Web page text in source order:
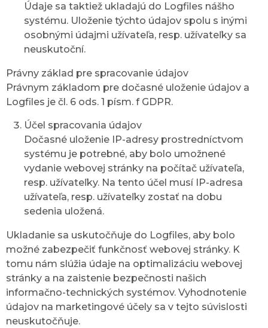
Údaje sa taktiež ukladajú do Logfiles nášho
systému. Uloženie týchto údajov spolu s inými
osobnými údajmi užívateľa, resp. užívateľky sa
neuskutoční.
Právny základ pre spracovanie údajov
Právnym základom pre dočasné uloženie údajov a
Logfiles je čl. 6 ods. 1 písm. f GDPR.
Účel spracovania údajov
Dočasné uloženie IP-adresy prostredníctvom
systému je potrebné, aby bolo umožnené
vydanie webovej stránky na počítač užívateľa,
resp. užívateľky. Na tento účel musí IP-adresa
užívateľa, resp. užívateľky zostať na dobu
sedenia uložená.
Ukladanie sa uskutočňuje do Logfiles, aby bolo
možné zabezpečiť funkčnosť webovej stránky. K
tomu nám slúžia údaje na optimalizáciu webovej
stránky a na zaistenie bezpečnosti našich
informačno-technických systémov. Vyhodnotenie
údajov na marketingové účely sa v tejto súvislosti
neuskutočňuje.